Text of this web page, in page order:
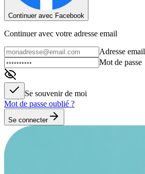
Continuer avec Facebook
Continuer avec votre adresse email
Adresse email
Mot de passe
Se souvenir de moi
Mot de passe oublié ?
Se connecter